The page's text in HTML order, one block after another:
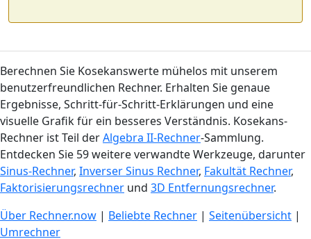
Berechnen Sie Kosekanswerte mühelos mit unserem
benutzerfreundlichen Rechner. Erhalten Sie genaue
Ergebnisse, Schritt-für-Schritt-Erklärungen und eine
visuelle Grafik für ein besseres Verständnis. Kosekans-
Rechner ist Teil derAlgebra II-Rechner-Sammlung.
Entdecken Sie 59 weitere verwandte Werkzeuge, darunter
Sinus-Rechner, Inverser Sinus Rechner, Fakultät Rechner,
Faktorisierungsrechner und 3D Entfernungsrechner.
Über Rechner.now | Beliebte Rechner | Seitenübersicht |
Umrechner